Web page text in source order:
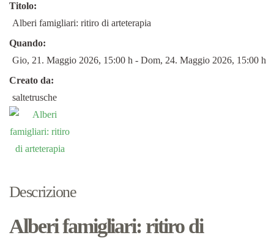
Titolo:
Alberi famigliari: ritiro di arteterapia
Quando:
Gio, 21. Maggio 2026, 15:00 h - Dom, 24. Maggio 2026, 15:00 h
Creato da:
saltetrusche
Descrizione
Alberi famigliari: ritiro di